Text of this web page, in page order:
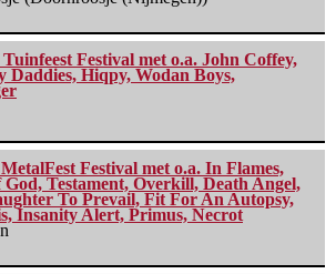
Festival met o.a. John Coffey,
Daddies, Hiqpy, Wodan Boys,
Festival met o.a. In Flames,
Testament, Overkill, Death Angel,
To Prevail, Fit For An Autopsy,
Insanity Alert, Primus, Necrot